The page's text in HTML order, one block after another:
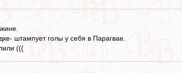
штампует голы у себя в Парагвае.
(((